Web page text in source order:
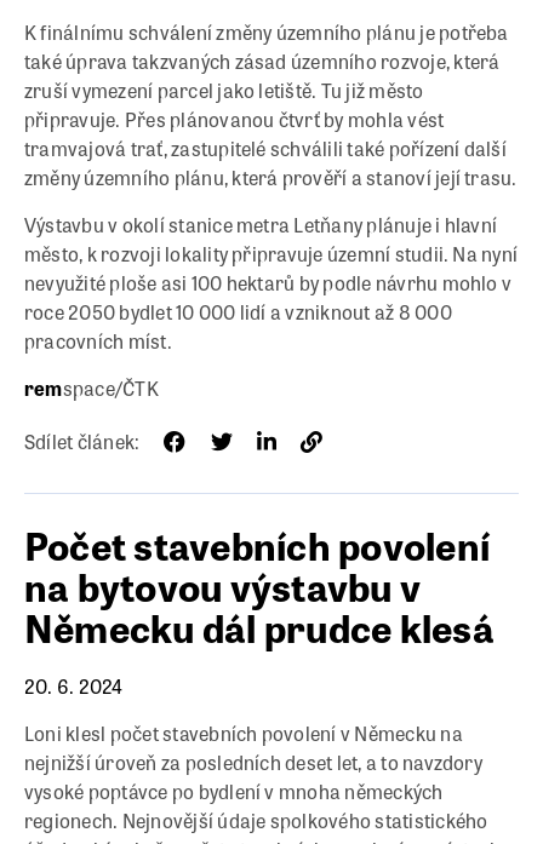
K finálnímu schválení změny územního plánu je potřeba
také úprava takzvaných zásad územního rozvoje, která
zruší vymezení parcel jako letiště. Tu již město
připravuje. Přes plánovanou čtvrť by mohla vést
tramvajová trať, zastupitelé schválili také pořízení další
změny územního plánu, která prověří a stanoví její trasu.
Výstavbu v okolí stanice metra Letňany plánuje i hlavní
město, k rozvoji lokality připravuje územní studii. Na nyní
nevyužité ploše asi 100 hektarů by podle návrhu mohlo v
roce 2050 bydlet 10 000 lidí a vzniknout až 8 000
pracovních míst.
remspace/ČTK
Sdílet článek:
Počet stavebních povolení
na bytovou výstavbu v
Německu dál prudce klesá
20. 6. 2024
Loni klesl počet stavebních povolení v Německu na
nejnižší úroveň za posledních deset let, a to navzdory
vysoké poptávce po bydlení v mnoha německých
regionech. Nejnovější údaje spolkového statistického